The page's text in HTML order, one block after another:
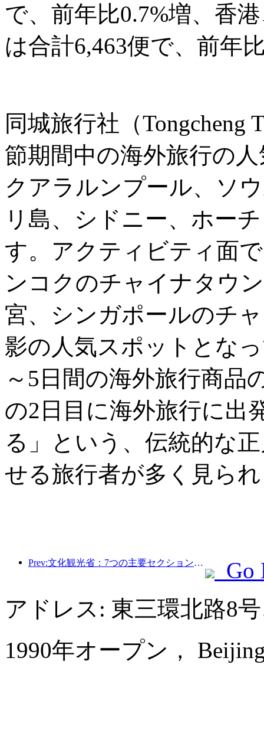
で、前年比0.7%増、香
は合計6,463便で、前年
同城旅行社（
節期間中の海外旅行の
クアラルンプール、ソ
リ島、シドニー、ホー
す。アクティビティ面
ンコクのチャイナタウ
宮、シンガポールのチ
影の人気スポットとな
～5日間の海外旅行商品
の2日目に海外旅行に出
る」という、伝統的な
せる旅行者が多く見ら
Prev:文化観光省：7つの主要セクションで22のテーマ別活動を開始
Go
アドレス: 東三環北路8
1990年オープン，